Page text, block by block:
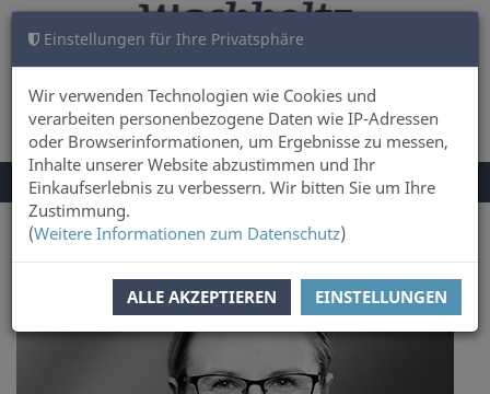
Einstellungen für Ihre Privatsphäre
Wir verwenden Technologien wie Cookies und
verarbeiten personenbezogene Daten wie IP-Adressen
oder Browserinformationen, um Ergebnisse zu messen,
Inhalte unserer Website abzustimmen und Ihr
Einkaufserlebnis zu verbessern. Wir bitten Sie um Ihre
Zustimmung.
(Weitere Informationen zum Datenschutz)
ALLE AKZEPTIEREN EINSTELLUNGEN
ANMELDEN WARENKORB 0
NAVIGATION
UMSCHALTEN
Menü
Sie sind hier:
Melanie Greinert